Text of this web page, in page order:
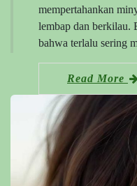
mempertahankan
lembap dan berkilau.
bahwa terlalu sering
Read More